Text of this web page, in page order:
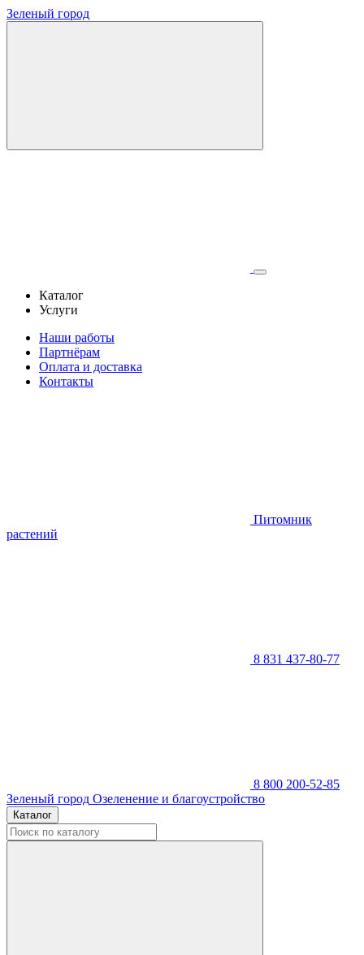
Зеленый город
Каталог
Услуги
Наши работы
Партнёрам
Оплата и доставка
Контакты
Питомник
растений
8 831 437-80-77
8 800 200-52-85
Зеленый город Озеленение и благоустройство
Каталог